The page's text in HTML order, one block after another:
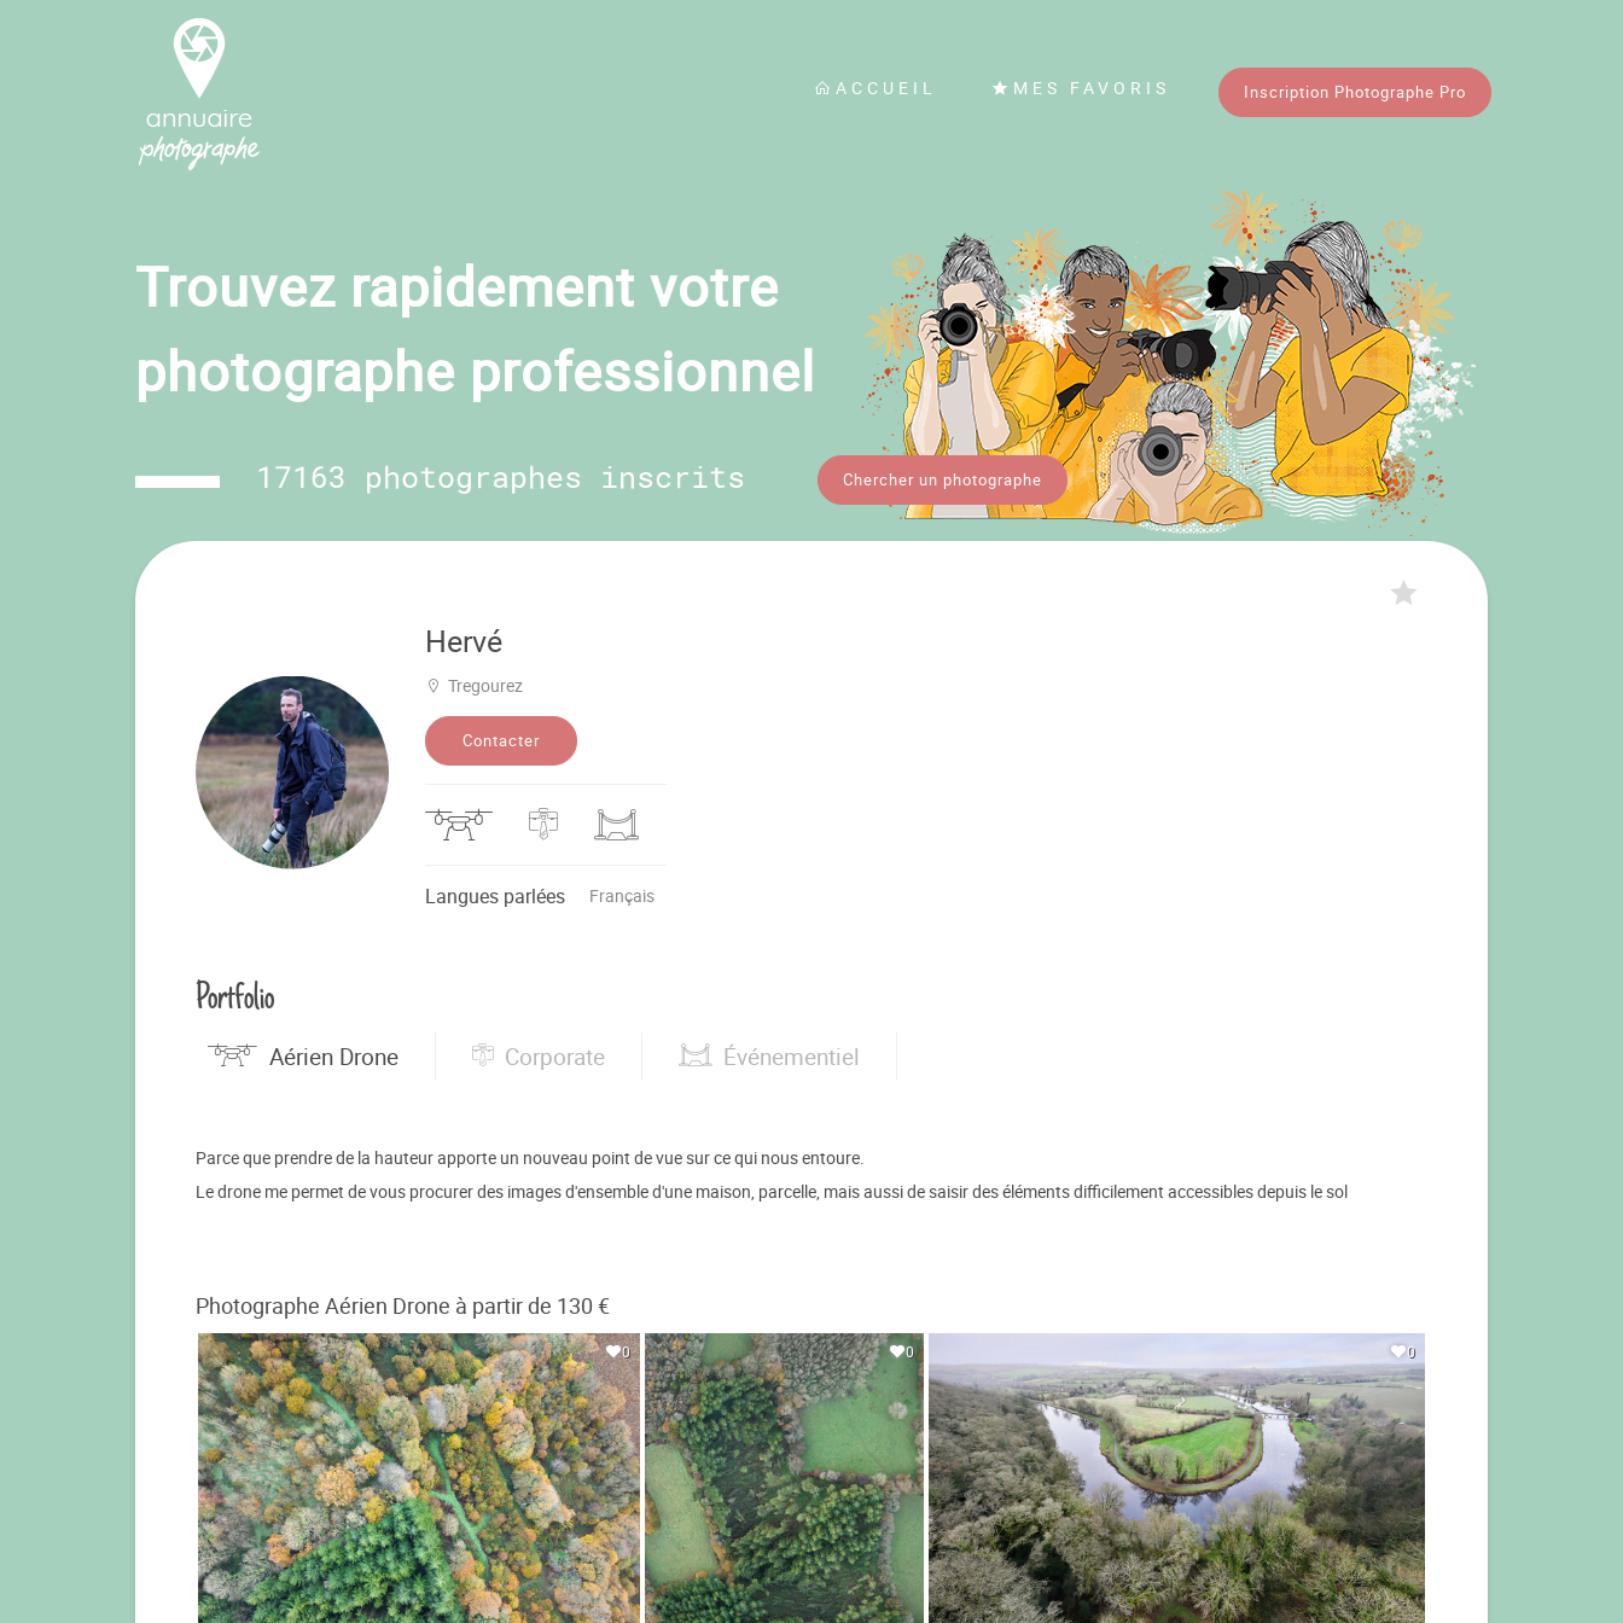
ACCUEIL MES FAVORIS Inscription Photographe Pro
Trouvez rapidement votre
photographe professionnel
17163 photographes inscrits Chercher un photographe
Hervé
Tregourez
Contacter
Langues parlées Français
Portfolio
Aérien Drone Corporate Événementiel
Parce que prendre de la hauteur apporte un nouveau point de vue sur ce qui nous entoure.
Le drone me permet de vous procurer des images d'ensemble d'une maison, parcelle, mais aussi de saisir des éléments difficilement accessibles depuis le sol
Photographe Aérien Drone à partir de 130 €
0 0 0